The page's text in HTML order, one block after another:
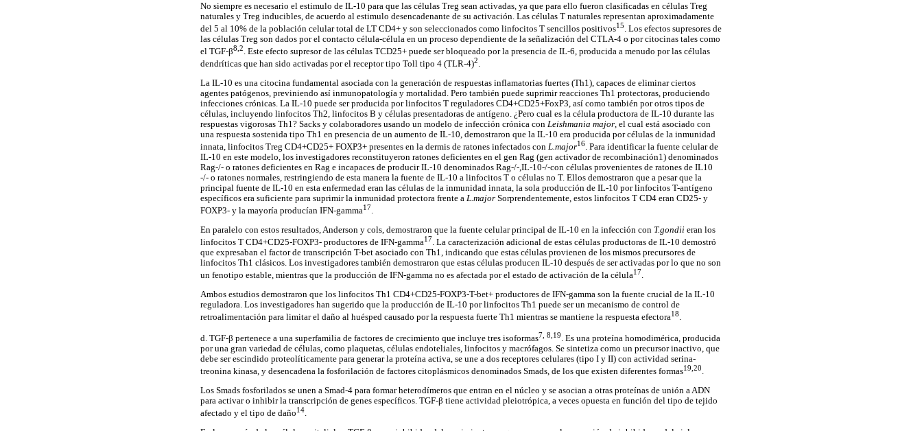
No siempre es necesario el estimulo de IL-10 para que las células Treg sean activadas, ya que para ello fueron clasificadas en células Treg
naturales y Treg inducibles, de acuerdo al estimulo desencadenante de su activación. Las células T naturales representan aproximadamente
del 5 al 10% de la población celular total de LT CD4+ y son seleccionados como linfocitos T sencillos positivos15. Los efectos supresores de
las células Treg son dados por el contacto célula-célula en un proceso dependiente de la señalización del CTLA-4 o por citocinas tales como
el TGF-β8,2. Este efecto supresor de las células TCD25+ puede ser bloqueado por la presencia de IL-6, producida a menudo por las células
dendríticas que han sido activadas por el receptor tipo Toll tipo 4 (TLR-4)2.
La IL-10 es una citocina fundamental asociada con la generación de respuestas inflamatorias fuertes (Th1), capaces de eliminar ciertos
agentes patógenos, previniendo así inmunopatología y mortalidad. Pero también puede suprimir reacciones Th1 protectoras, produciendo
infecciones crónicas. La IL-10 puede ser producida por linfocitos T reguladores CD4+CD25+FoxP3, así como también por otros tipos de
células, incluyendo linfocitos Th2, linfocitos B y células presentadoras de antígeno. ¿Pero cual es la célula productora de IL-10 durante las
respuestas vigorosas Th1? Sacks y colaboradores usando un modelo de infección crónica con Leishmania major, el cual está asociado con
una respuesta sostenida tipo Th1 en presencia de un aumento de IL-10, demostraron que la IL-10 era producida por células de la inmunidad
innata, linfocitos Treg CD4+CD25+ FOXP3+ presentes en la dermis de ratones infectados con L.major16. Para identificar la fuente celular de
IL-10 en este modelo, los investigadores reconstituyeron ratones deficientes en el gen Rag (gen activador de recombinación1) denominados
Rag-/- o ratones deficientes en Rag e incapaces de producir IL-10 denominados Rag-/-,IL-10-/-con células provenientes de ratones de IL10
-/- o ratones normales, restringiendo de esta manera la fuente de IL-10 a linfocitos T o células no T. Ellos demostraron que a pesar que la
principal fuente de IL-10 en esta enfermedad eran las células de la inmunidad innata, la sola producción de IL-10 por linfocitos T-antígeno
específicos era suficiente para suprimir la inmunidad protectora frente a L.major Sorprendentemente, estos linfocitos T CD4 eran CD25- y
FOXP3- y la mayoría producían IFN-gamma17.
En paralelo con estos resultados, Anderson y cols, demostraron que la fuente celular principal de IL-10 en la infección con T.gondii eran los
linfocitos T CD4+CD25-FOXP3- productores de IFN-gamma17. La caracterización adicional de estas células productoras de IL-10 demostró
que expresaban el factor de transcripción T-bet asociado con Th1, indicando que estas células provienen de los mismos precursores de
linfocitos Th1 clásicos. Los investigadores también demostraron que estas células producen IL-10 después de ser activadas por lo que no son
un fenotipo estable, mientras que la producción de IFN-gamma no es afectada por el estado de activación de la célula17.
Ambos estudios demostraron que los linfocitos Th1 CD4+CD25-FOXP3-T-bet+ productores de IFN-gamma son la fuente crucial de la IL-10
reguladora. Los investigadores han sugerido que la producción de IL-10 por linfocitos Th1 puede ser un mecanismo de control de
retroalimentación para limitar el daño al huésped causado por la respuesta fuerte Th1 mientras se mantiene la respuesta efectora18.
d. TGF-β pertenece a una superfamilia de factores de crecimiento que incluye tres isoformas7, 8,19. Es una proteína homodimérica, producida
por una gran variedad de células, como plaquetas, células endoteliales, linfocitos y macrófagos. Se sintetiza como un precursor inactivo, que
debe ser escindido proteolíticamente para generar la proteína activa, se une a dos receptores celulares (tipo I y II) con actividad serina-
treonina kinasa, y desencadena la fosforilación de factores citoplásmicos denominados Smads, de los que existen diferentes formas19,20.
Los Smads fosforilados se unen a Smad-4 para formar heterodímeros que entran en el núcleo y se asocian a otras proteínas de unión a ADN
para activar o inhibir la transcripción de genes específicos. TGF-β tiene actividad pleiotrópica, a veces opuesta en función del tipo de tejido
afectado y el tipo de daño14.